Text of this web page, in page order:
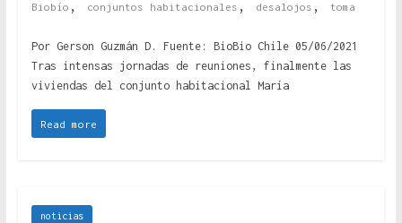
Biobío , conjuntos habitacionales , desalojos , toma
Por Gerson Guzmán D. Fuente: BioBio Chile 05/06/2021
Tras intensas jornadas de reuniones, finalmente las
viviendas del conjunto habitacional María
Read more
noticias